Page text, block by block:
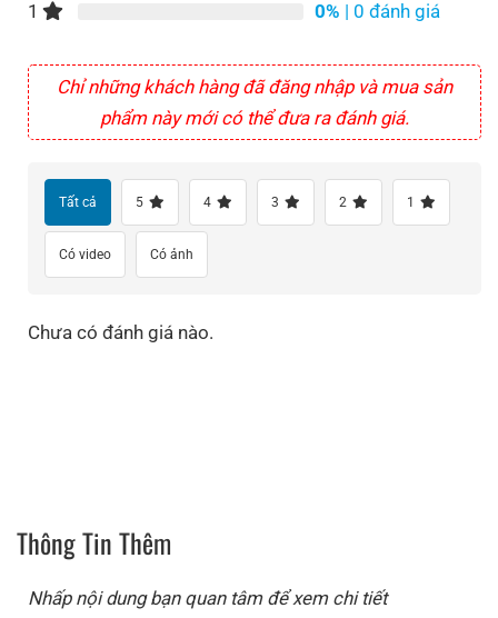
1
0% | 0 đánh giá
Chỉ những khách hàng đã đăng nhập và mua sản
phẩm này mới có thể đưa ra đánh giá.
Tất cả 5 4 3 2 1
Có video Có ảnh
Chưa có đánh giá nào.
Thông Tin Thêm
Nhấp nội dung bạn quan tâm để xem chi tiết